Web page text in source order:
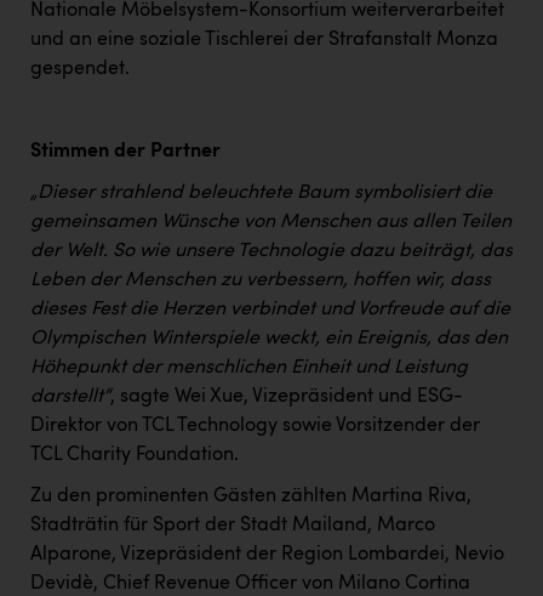
REMAX
RE/MAX Welcome
Ruderclub Wels
SCRI - Salzburg Cancer Research Institute
SCHMACHTL GmbH
Schwingshandl - automation technology gmbh
Seher + Partner
Smurfit Westrock Nettingsdorf
TGW Logistics
TRAILOMAT & Cycling Austria
Nationale Möbelsystem-Konsortium weiterverarbeitet
und an eine soziale Tischlerei der Strafanstalt Monza
gespendet.
Stimmen der Partner
„Dieser strahlend beleuchtete Baum symbolisiert die
gemeinsamen Wünsche von Menschen aus allen Teilen
der Welt. So wie unsere Technologie dazu beiträgt, das
Leben der Menschen zu verbessern, hoffen wir, dass
dieses Fest die Herzen verbindet und Vorfreude auf die
Olympischen Winterspiele weckt, ein Ereignis, das den
Höhepunkt der menschlichen Einheit und Leistung
darstellt“, sagte Wei Xue, Vizepräsident und ESG-
Direktor von TCL Technology sowie Vorsitzender der
TCL Charity Foundation.
Zu den prominenten Gästen zählten Martina Riva,
Stadträtin für Sport der Stadt Mailand, Marco
Alparone, Vizepräsident der Region Lombardei, Nevio
Devidè, Chief Revenue Officer von Milano Cortina